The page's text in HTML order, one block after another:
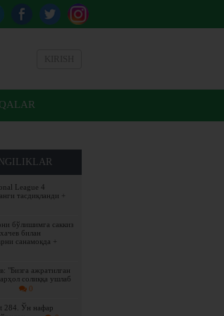
League 4
тасдиқланди +
бўлишимга саккиз
билан
санамоқда +
"Бизга ажратилган
солиққа ушлаб
0
284. Ўн нафар